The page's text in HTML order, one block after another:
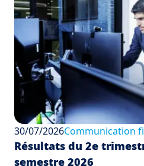
30/07/2026Communication
Résultats du 2e
semestre 2026